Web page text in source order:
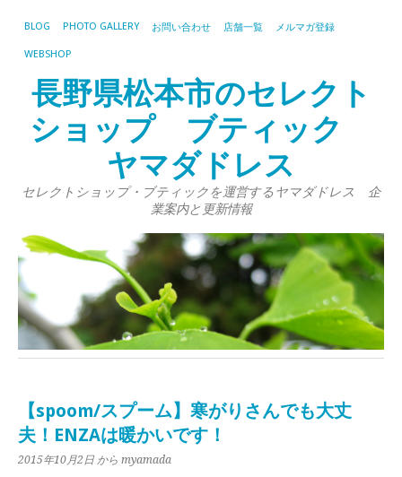
BLOG PHOTO GALLERY お問い合わせ 店舗一覧 メルマガ登録
WEBSHOP
長野県松本市のセレクト
ショップ ブティック
ヤマダドレス
セレクトショップ・ブティックを運営するヤマダドレス 企
業案内と更新情報
【spoom/スプーム】寒がりさんでも大丈
夫！ENZAは暖かいです！
2015年10月2日 から myamada